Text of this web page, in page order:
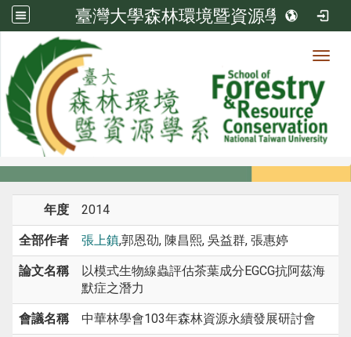
臺灣大學森林環境暨資源學系
系所成員
系所成員
年度 2014
全部作者 張上鎮,郭恩劭, 陳昌熙, 吳益群, 張惠婷
論文名稱
以模式生物線蟲評估茶葉成分EGCG抗阿茲海
默症之潛力
會議名稱 中華林學會103年森林資源永續發展研討會